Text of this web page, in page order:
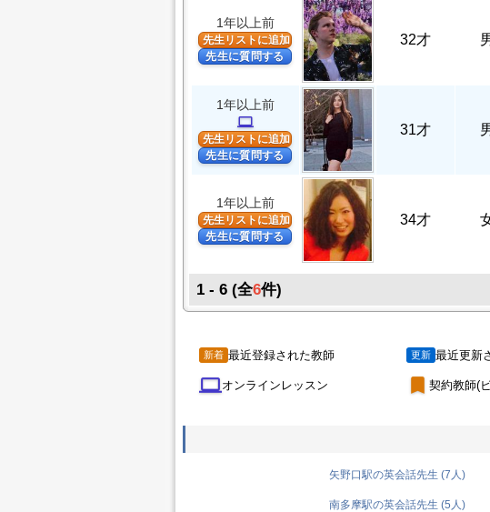
1年以上前
先生リストに追加
先生に質問する
32才
1年以上前
computer
先生リストに追加
先生に質問する
31才
1年以上前
先生リストに追加
先生に質問する
34才
1 - 6(全6件)
新着 最近登録された教師 更新 最近更新
computerオンラインレッスン turned_in 契約教師(
矢野口駅の英会話先生 (7人)
南多摩駅の英会話先生 (5人)